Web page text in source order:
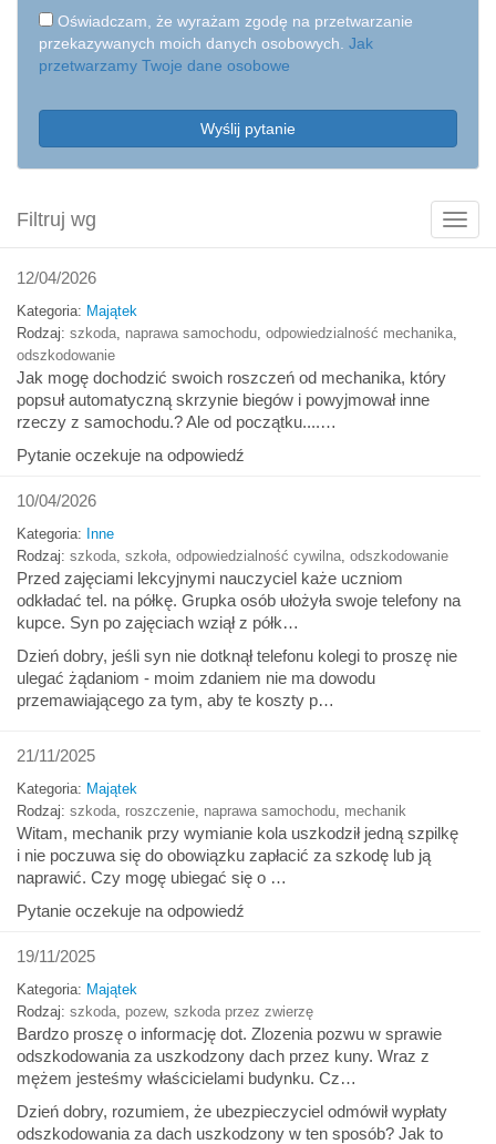
Pokaż
filtry
Filtruj wg
Oświadczam, że wyrażam zgodę na przetwarzanie
przekazywanych moich danych osobowych. Jak
przetwarzamy Twoje dane osobowe
Wyślij pytanie
12/04/2026
Kategoria: Majątek
Rodzaj: szkoda naprawa samochodu odpowiedzialność mechanika
odszkodowanie
Jak mogę dochodzić swoich roszczeń od mechanika, który
popsuł automatyczną skrzynie biegów i powyjmował inne
rzeczy z samochodu.? Ale od początku....…
Pytanie oczekuje na odpowiedź
10/04/2026
Kategoria: Inne
Rodzaj: szkoda szkoła odpowiedzialność cywilna odszkodowanie
Przed zajęciami lekcyjnymi nauczyciel każe uczniom
odkładać tel. na półkę. Grupka osób ułożyła swoje telefony na
kupce. Syn po zajęciach wziął z półk…
Dzień dobry, jeśli syn nie dotknął telefonu kolegi to proszę nie
ulegać żądaniom - moim zdaniem nie ma dowodu
przemawiającego za tym, aby te koszty p…
21/11/2025
Kategoria: Majątek
Rodzaj: szkoda roszczenie naprawa samochodu mechanik
Witam, mechanik przy wymianie kola uszkodził jedną szpilkę
i nie poczuwa się do obowiązku zapłacić za szkodę lub ją
naprawić. Czy mogę ubiegać się o …
Pytanie oczekuje na odpowiedź
19/11/2025
Kategoria: Majątek
Rodzaj: szkoda pozew, szkoda przez zwierzę
Bardzo proszę o informację dot. Zlozenia pozwu w sprawie
odszkodowania za uszkodzony dach przez kuny. Wraz z
mężem jesteśmy właścicielami budynku. Cz…
Dzień dobry, rozumiem, że ubezpieczyciel odmówił wypłaty
odszkodowania za dach uszkodzony w ten sposób? Jak to